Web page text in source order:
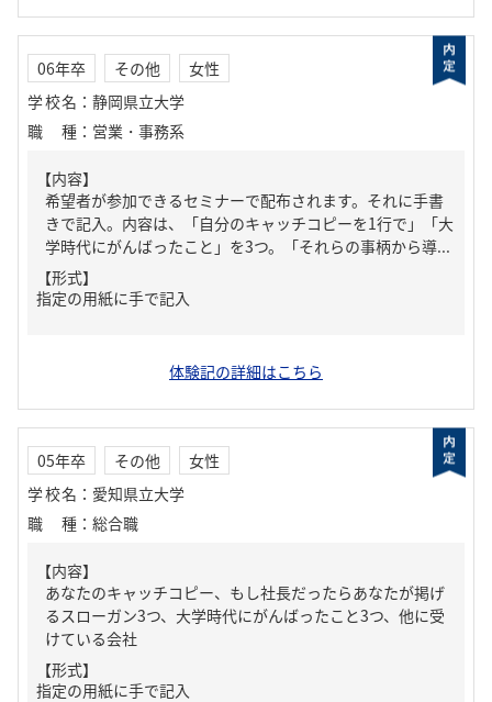
06年卒 その他
女性
学校名 ： 静岡県立大学
職種 ： 営業・事務系
【内容】
希望者が参加できるセミナーで配布されます。それに手書
きで記入。内容は、「自分のキャッチコピーを1行で」「大
学時代にがんばったこと」を3つ。「それらの事柄から導...
【形式】
指定の用紙に手で記入
体験記の詳細はこちら
05年卒 その他
女性
学校名 ： 愛知県立大学
職種 ： 総合職
【内容】
あなたのキャッチコピー、もし社長だったらあなたが掲げ
るスローガン3つ、大学時代にがんばったこと3つ、他に受
けている会社
【形式】
指定の用紙に手で記入